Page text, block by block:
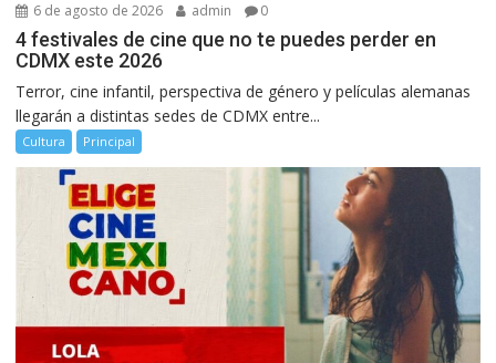
6 de agosto de 2026 admin 0
4 festivales de cine que no te puedes perder en
CDMX este 2026
Terror, cine infantil, perspectiva de género y películas alemanas
llegarán a distintas sedes de CDMX entre...
Cultura Principal